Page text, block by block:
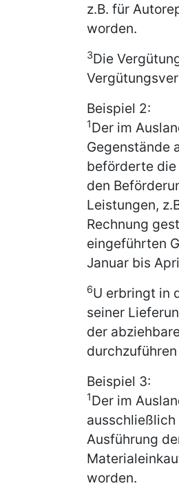
z.B. für
worden.
3Die
Beispiel 2:
1Der im
Gegenstände
beförderte die
den
Leistungen,
Rechnung
eingeführten
Januar bis
6U erbringt in
seiner
der
durchzuführen
Beispiel 3:
1Der im
Ausführung
worden.